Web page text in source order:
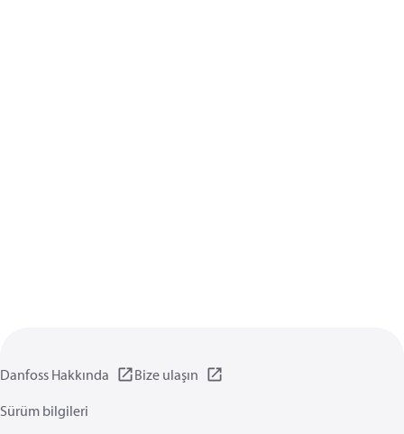
Danfoss Hakkında
Bize ulaşın
Sürüm bilgileri